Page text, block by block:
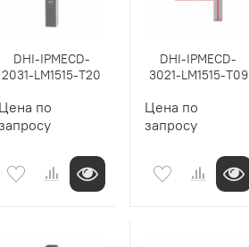
DHI-IPMECD-
2031-LM1515-T20
Цена по
DHI-IPMECD-
3021-LM1515-T09
Цена по
запросу